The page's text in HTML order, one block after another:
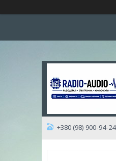
+380 (98) 900-94-24